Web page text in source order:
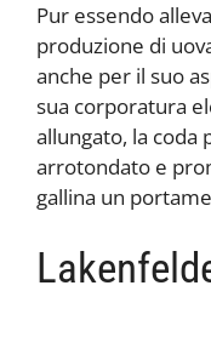
Pur essendo
produzione di
anche per il suo
sua corporatura
allungato, la coda
arrotondato e
gallina un